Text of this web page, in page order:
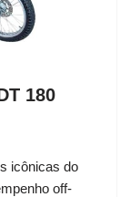
180
icônicas do
off-